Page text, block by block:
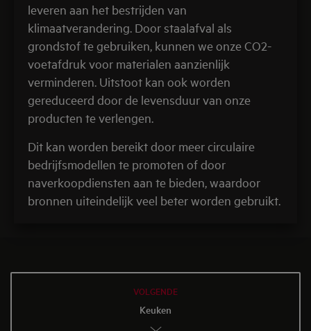
leveren aan het bestrijden van
klimaatverandering. Door staalafval als
grondstof te gebruiken, kunnen we onze CO2-
voetafdruk voor materialen aanzienlijk
verminderen. Uitstoot kan ook worden
gereduceerd door de levensduur van onze
producten te verlengen.
Dit kan worden bereikt door meer circulaire
bedrijfsmodellen te promoten of door
naverkoopdiensten aan te bieden, waardoor
bronnen uiteindelijk veel beter worden gebruikt.
VOLGENDE
Keuken